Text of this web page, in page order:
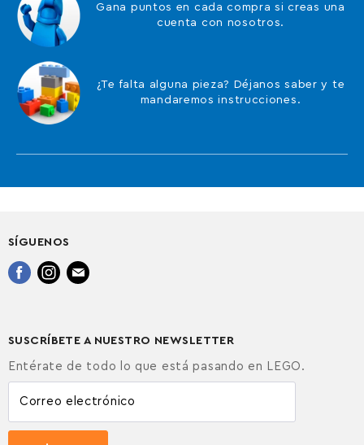
Gana puntos en cada compra si creas una
cuenta con nosotros.
¿Te falta alguna pieza? Déjanos saber y te
mandaremos instrucciones.
SÍGUENOS
Encuéntrenos
Encuéntrenos
Encuéntrenos
SUSCRÍBETE A NUESTRO NEWSLETTER
Entérate de todo lo que está pasando en LEGO.
Correo electrónico